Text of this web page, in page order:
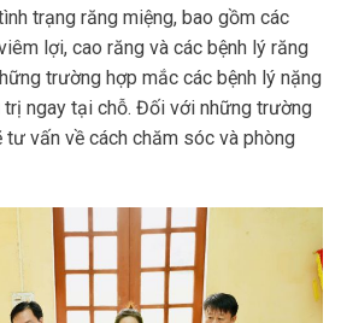
trạng răng miệng, bao gồm các
lợi, cao răng và các bệnh lý răng
trường hợp mắc các bệnh lý nặng
ngay tại chỗ. Đối với những trường
tư vấn về cách chăm sóc và phòng